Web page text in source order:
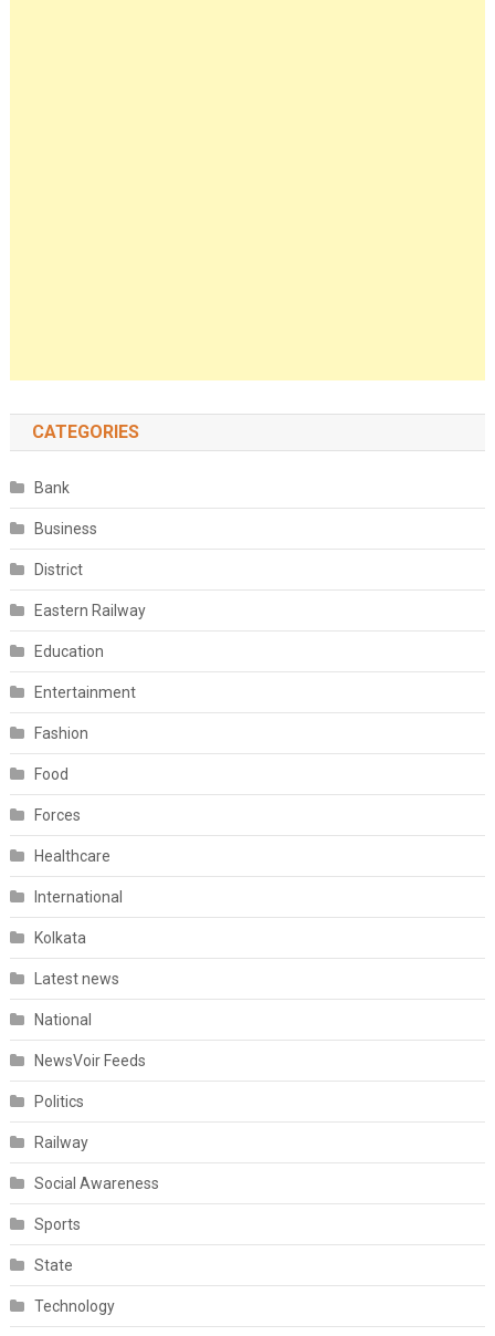
CATEGORIES
Bank
Business
District
Eastern Railway
Education
Entertainment
Fashion
Food
Forces
Healthcare
International
Kolkata
Latest news
National
NewsVoir Feeds
Politics
Railway
Social Awareness
Sports
State
Technology